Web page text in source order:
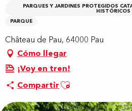
PARQUES Y JARDINES PROTEGIDOS
HISTÓRICOS
PARQUE
Château de Pau, 64000 Pau
Cómo llegar
¡Voy en tren!
CompartirAjouter aux favoris